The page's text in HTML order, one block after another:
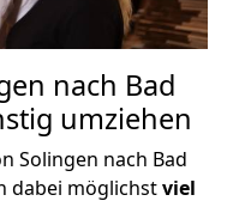
nach Bad
umziehen
Solingen nach Bad
dabei möglichstviel